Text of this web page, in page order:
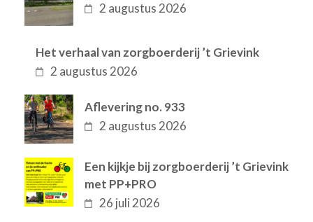
2 augustus 2026
Het verhaal van zorgboerderij ’t Grievink
2 augustus 2026
Aflevering no. 933
2 augustus 2026
Een kijkje bij zorgboerderij ’t Grievink
met PP+PRO
26 juli 2026